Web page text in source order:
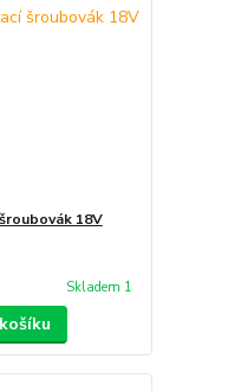
18V
Skladem 1